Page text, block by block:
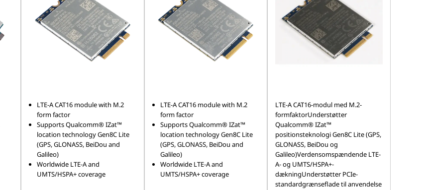
LTE-A CAT16 module with M.2
form factor
Supports Qualcomm® IZat™
location technology Gen8C Lite
(GPS, GLONASS, BeiDou and
Galileo)
Worldwide LTE-A and
UMTS/HSPA+ coverage
LTE-A CAT16 module with M.2
form factor
Supports Qualcomm® IZat™
location technology Gen8C Lite
(GPS, GLONASS, BeiDou and
Galileo)
Worldwide LTE-A and
UMTS/HSPA+ coverage
LTE-A CAT16-modul med M.2-
formfaktorUnderstøtter
Qualcomm® IZat™
positionsteknologi Gen8C Lite (GPS,
GLONASS, BeiDou og
Galileo)Verdensomspændende LTE-
A- og UMTS/HSPA+-
dækningUnderstøtter PCIe-
standardgrænseflade til anvendelse